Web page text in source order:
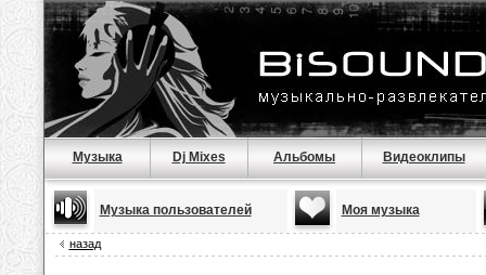
Музыка Dj Mixes Альбомы Видеоклипы
Музыка пользователей Моя музыка
назад